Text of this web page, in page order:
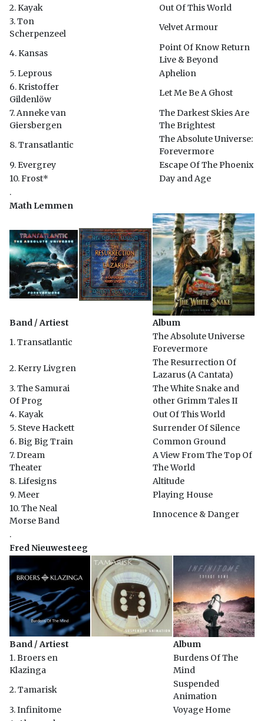
2. Kayak
Out Of This World
3. Ton
Scherpenzeel
Velvet Armour
4. Kansas
Point Of Know Return
Live & Beyond
5. Leprous
Aphelion
6. Kristoffer
Gildenlöw
Let Me Be A Ghost
7. Anneke van
Giersbergen
The Darkest Skies Are
The Brightest
8. Transatlantic
The Absolute Universe:
Forevermore
9. Evergrey
Escape Of The Phoenix
10. Frost*
Day and Age
.
Math Lemmen
Band / Artiest
Album
1. Transatlantic
The Absolute Universe
Forevermore
2. Kerry Livgren
The Resurrection Of
Lazarus (A Cantata)
3. The Samurai
Of Prog
The White Snake and
other Grimm Tales II
4. Kayak
Out Of This World
5. Steve Hackett
Surrender Of Silence
6. Big Big Train
Common Ground
7. Dream
Theater
A View From The Top Of
The World
8. Lifesigns
Altitude
9. Meer
Playing House
10. The Neal
Morse Band
Innocence & Danger
.
Fred Nieuwesteeg
Band / Artiest
Album
1. Broers en
Klazinga
Burdens Of The
Mind
2. Tamarisk
Suspended
Animation
3. Infinitome
Voyage Home